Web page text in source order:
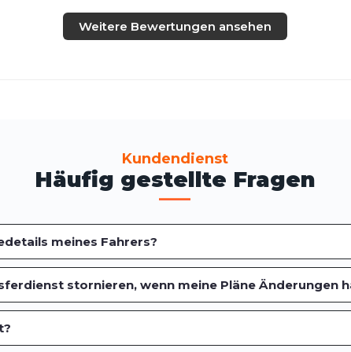
Weitere Bewertungen ansehen
Kundendienst
Häufig gestellte Fragen
meines Fahrers?
stornieren, wenn meine Pläne Änderungen